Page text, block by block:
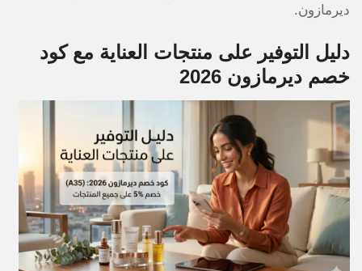
ديرمازون.
دليل التوفير على منتجات العناية مع كود
خصم ديرمازون 2026